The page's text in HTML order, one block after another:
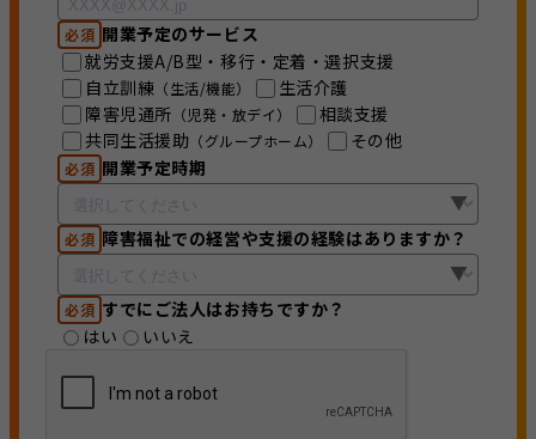
必須 開業予定のサービス
就労支援A/B型・移行・定着・選択支援
自立訓練 （生活/機能）
生活介護
障害児通所 （児発・放デイ）
相談支援
共同生活援助 （グループホーム） その他
必須 開業予定時期
必須 障害福祉での経営や支援の経験はありますか？
必須 すでにご法人はお持ちですか？
はい
いいえ